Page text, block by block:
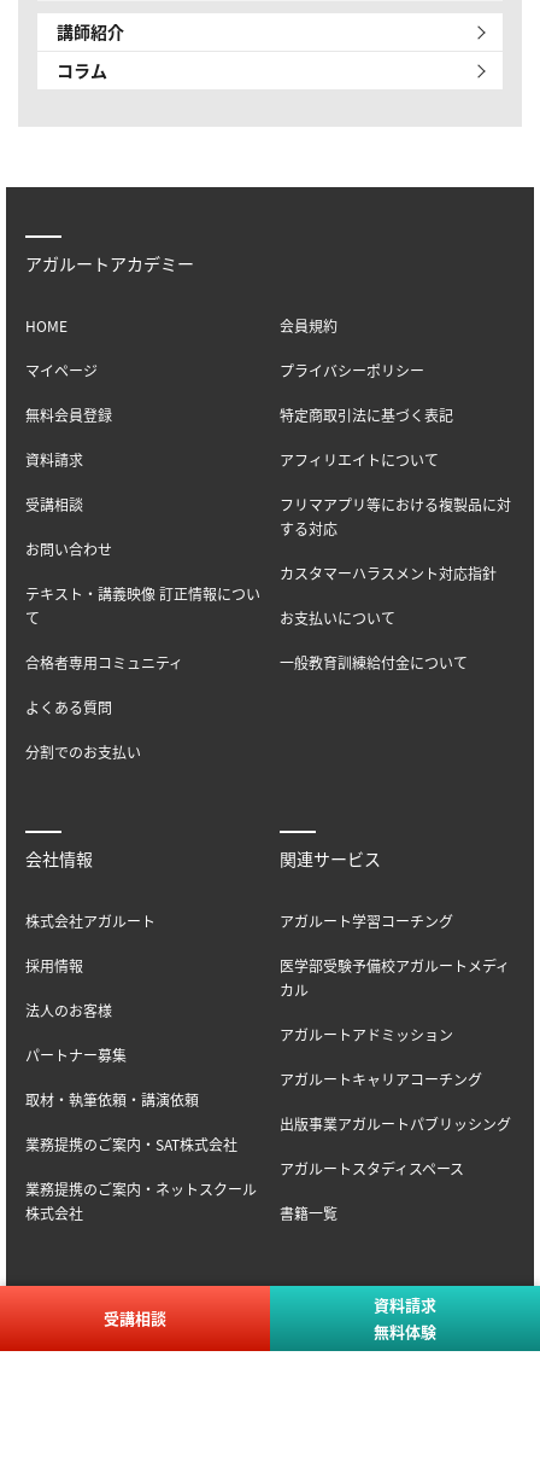
受講相談
資料請求
無料体験
講師紹介
コラム
アガルートアカデミー
HOME
マイページ
無料会員登録
資料請求
受講相談
お問い合わせ
テキスト・講義映像 訂正情報につい
て
合格者専用コミュニティ
よくある質問
分割でのお支払い
会員規約
プライバシーポリシー
特定商取引法に基づく表記
アフィリエイトについて
フリマアプリ等における複製品に対
する対応
カスタマーハラスメント対応指針
お支払いについて
一般教育訓練給付金について
会社情報
株式会社アガルート
採用情報
法人のお客様
パートナー募集
取材・執筆依頼・講演依頼
業務提携のご案内・SAT株式会社
業務提携のご案内・ネットスクール
株式会社
関連サービス
アガルート学習コーチング
医学部受験予備校アガルートメディ
カル
アガルートアドミッション
アガルートキャリアコーチング
出版事業アガルートパブリッシング
アガルートスタディスペース
書籍一覧
関連事業所